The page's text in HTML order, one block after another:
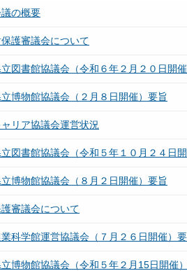
の概要
護審議会について
図書館協議会（令和６年２月２０日開
博物館協議会（２月８日開催）要旨
リア協議会運営状況
図書館協議会（令和５年１０月２４日
博物館協議会（８月２日開催）要旨
審議会について
科学館運営協議会（７月２６日開催）
博物館協議会（令和５年２月15日開催